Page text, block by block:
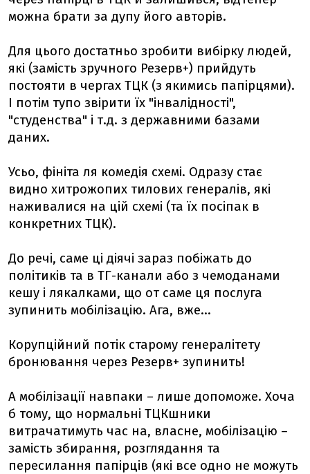
можна брати за дупу його авторів.
Для цього достатньо зробити вибірку людей,
які (замість зручного Резерв+) прийдуть
постояти в чергах ТЦК (з якимись папірцями).
І потім тупо звірити їх "інвалідності",
"студенства" і т.д. з державними базами
даних.
Усьо, фініта ля комедія схемі. Одразу стає
видно хитрожопих тилових генералів, які
наживалися на цій схемі (та їх посіпак в
конкретних ТЦК).
До речі, саме ці діячі зараз побіжать до
політиків та в ТГ-канали або з чемоданами
кешу і лякалками, що от саме ця послуга
зупинить мобілізацію. Ага, вже...
Корупційний потік старому генералітету
бронювання через Резерв+ зупинить!
А мобілізації навпаки – лише допоможе. Хоча
б тому, що нормальні ТЦКшники
витрачатимуть час на, власне, мобілізацію –
замість збирання, розглядання та
пересилання папірців (які все одно не можуть